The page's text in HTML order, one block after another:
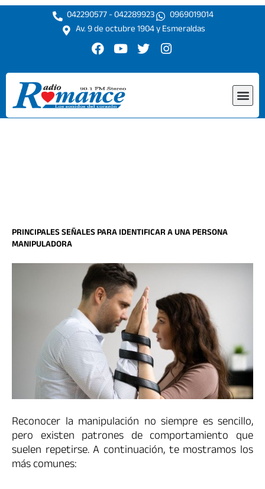
Ir
042290577 - 042289923
0969019014
Av. 9 de octubre 1904 y Esmeraldas
F
c
e
b
o
o
Y
u
t
u
b
e
T
i
r
I
s
r
PRINCIPALES SEÑALES PARA IDENTIFICAR A UNA PERSONA
MANIPULADORA
Reconocer la manipulación no siempre es sencillo,
pero existen patrones de comportamiento que
suelen repetirse. A continuación, te mostramos los
más comunes: